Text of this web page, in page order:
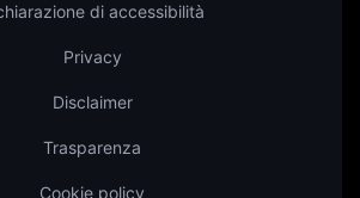
di accessibilità
Privacy
Disclaimer
Trasparenza
Cookie policy